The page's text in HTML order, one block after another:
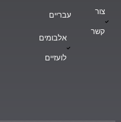
צור
קשר
עבריים
אלבומים
לועזיים